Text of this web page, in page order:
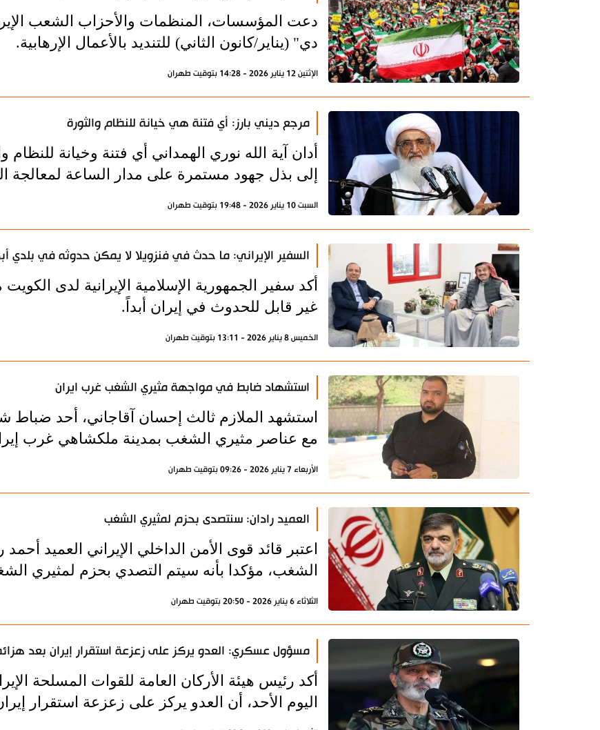
دي" (يناير/كانون الثاني) للتنديد بالأعمال الإرهابية.
الإثنين 12 يناير 2026 - 14:28 بتوقيت طهران
مرجع ديني بارز: أي فتنة هي خيانة للنظام والثورة
أدان آية الله نوري الهمداني أي فتنة وخيانة
إلى بذل جهود مستمرة على مدار الساعة لمعالجة
السبت 10 يناير 2026 - 19:48 بتوقيت طهران
السفير الإيراني: ما حدث في فنزويلا لا يمكن حدوثه في بلدي
أكد سفير الجمهورية الإسلامية الإيرانية لدى
غير قابل للحدوث في إيران أبداً.
الخميس 8 يناير 2026 - 13:11 بتوقيت طهران
استشهاد ضابط في مواجهة مثيري الشغب غرب ايران
استشهد الملازم ثالث إحسان آقاجاني، أحد
مع عناصر مثيري الشغب بمدينة ملكشاهي غرب
الأربعاء 7 يناير 2026 - 09:26 بتوقيت طهران
العميد رادان: سنتصدى بحزم لمثيري الشغب
اعتبر قائد قوى الأمن الداخلي الإيراني العميد
الشغب، مؤكدا بأنه سيتم التصدي بحزم لمثيري
الثلاثاء 6 يناير 2026 - 20:50 بتوقيت طهران
مسؤول عسكري: العدو يركز على زعزعة استقرار إيران بعد
أكد رئيس هيئة الأركان العامة للقوات المسلحة
اليوم الأحد، أن العدو يركز على زعزعة استقرار إيران